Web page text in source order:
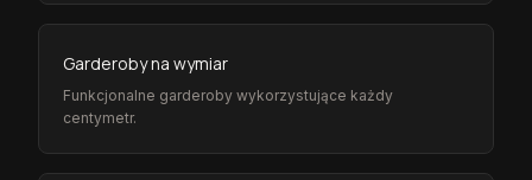
Garderoby na wymiar
Funkcjonalne garderoby wykorzystujące każdy
centymetr.